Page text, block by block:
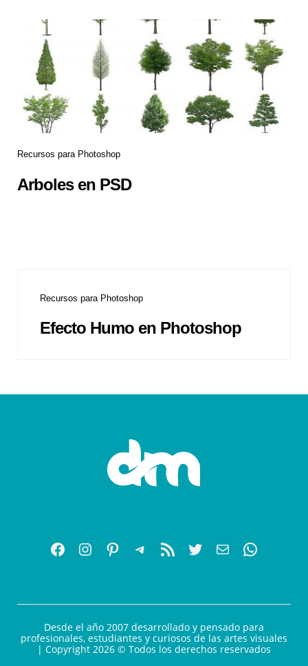
Recursos para Photoshop
Arboles en PSD
Recursos para Photoshop
Efecto Humo en Photoshop
Desde el año 2007 desarrollado y pensado para
profesionales, estudiantes y curiosos de las artes visuales
| Copyright 2026 © Todos los derechos reservados